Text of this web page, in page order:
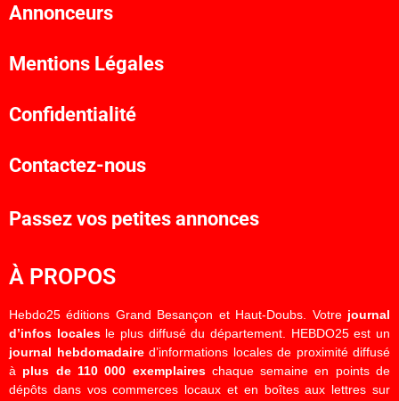
Annonceurs
Mentions Légales
Confidentialité
Contactez-nous
Passez vos petites annonces
À PROPOS
Hebdo25 éditions Grand Besançon et Haut-Doubs. Votre journal
d’infos localesle plus diffusé du département. HEBDO25 est un
journal hebdomadaired’informations locales de proximité diffusé
à plus de 110 000 exemplaireschaque semaine en points de
dépôts dans vos commerces locaux et en boîtes aux lettres sur